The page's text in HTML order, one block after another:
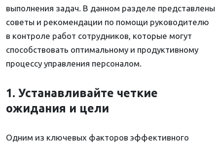
выполнения задач. В данном разделе представлены
советы и рекомендации по помощи руководителю
в контроле работ сотрудников, которые могут
способствовать оптимальному и продуктивному
процессу управления персоналом.
1. Устанавливайте четкие
ожидания и цели
Одним из ключевых факторов эффективного